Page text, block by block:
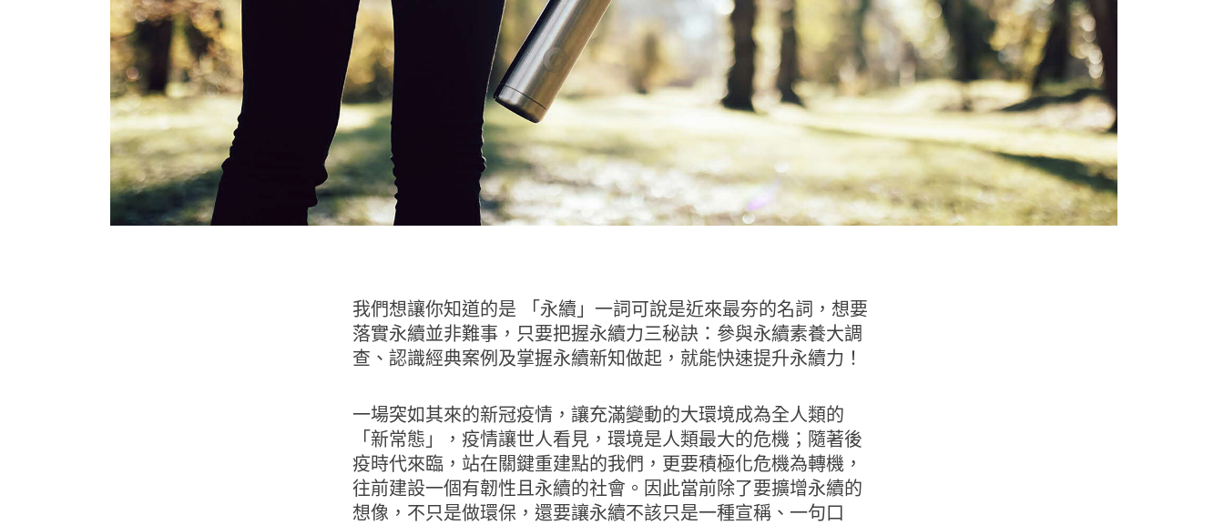
我們想讓你知道的是 「永續」一詞可說是近來最夯的名詞，想要
落實永續並非難事，只要把握永續力三秘訣：參與永續素養大調
查、認識經典案例及掌握永續新知做起，就能快速提升永續力！
一場突如其來的新冠疫情，讓充滿變動的大環境成為全人類的
「新常態」，疫情讓世人看見，環境是人類最大的危機；隨著後
疫時代來臨，站在關鍵重建點的我們，更要積極化危機為轉機，
往前建設一個有韌性且永續的社會。因此當前除了要擴增永續的
想像，不只是做環保，還要讓永續不該只是一種宣稱、一句口